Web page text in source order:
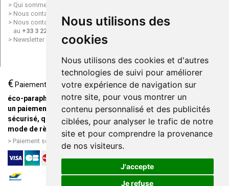
Nous utilisons des
cookies
Nous utilisons des cookies et d'autres
technologies de suivi pour améliorer
votre expérience de navigation sur
notre site, pour vous montrer un
contenu personnalisé et des publicités
ciblées, pour analyser le trafic de notre
site et pour comprendre la provenance
de nos visiteurs.
J'accepte
Je refuse
Qui sommes nous ?
Nous contacter par e-mail
Nous contacter par téléphone
au +33 3 22 71 64 10
Newsletter
Mentions légales
Données personnelles
ligne
€Paiement
éco-parapharmacie.fr offre
un paiement entièrement
sécurisé, quel que soit le
mode de règlement
Paiement sécurisé et simple
Livraison / Point retrait
Commandez en ligne et
recevez votre commande
rapidement chez vous ou en
point retrait
Livraison chez vous ou en